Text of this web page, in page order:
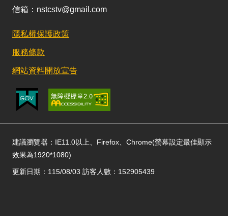
信箱：nstcstv@gmail.com
隱私權保護政策
服務條款
網站資料開放宣告
建議瀏覽器：IE11.0以上、Firefox、Chrome(螢幕設定最佳顯示
效果為1920*1080)
更新日期：115/08/03 訪客人數：152905439